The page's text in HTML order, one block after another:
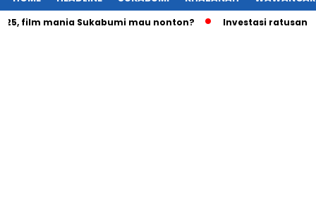
mania Sukabumi mau nonton? Investasi ratusan